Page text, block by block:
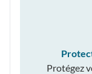
Protégez